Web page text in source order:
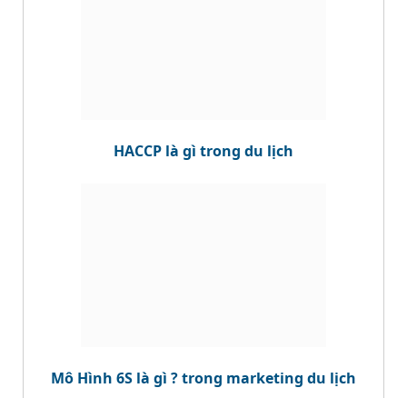
HACCP là gì trong du lịch
Mô Hình 6S là gì ? trong marketing du lịch